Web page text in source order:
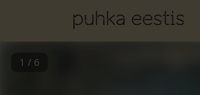
1 / 6